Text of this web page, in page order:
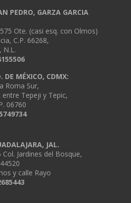
PEDRO, GARZA GARCIA
Ote. (casi esq. con Olmos)
C.P. 66268,
N.L.
DE MÉXICO, CDMX:
Roma Sur,
Tepeji y Tepic,
06760
JAL.
Jardines del Bosque,
y calle Rayo